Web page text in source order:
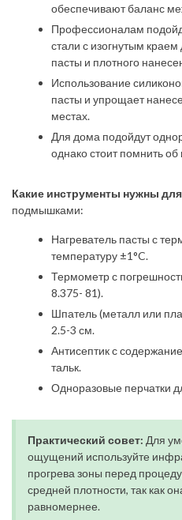
обеспечивают баланс
Профессионалам
стали с изогнутым
пасты и плотного
Использование
пасты и упрощает
местах.
Для дома подойдут
однако стоит помнить
Какие инструменты нужны
подмышками:
Нагреватель пасты с
температуру ±1°C.
Термометр с
8.375- 81).
Шпатель (металл или
2.5-3 см.
Антисептик с
тальк.
Одноразовые перчатки
Практический совет: Для
ощущений используйте
прогрева зоны перед
средней плотности, так как
равномернее.